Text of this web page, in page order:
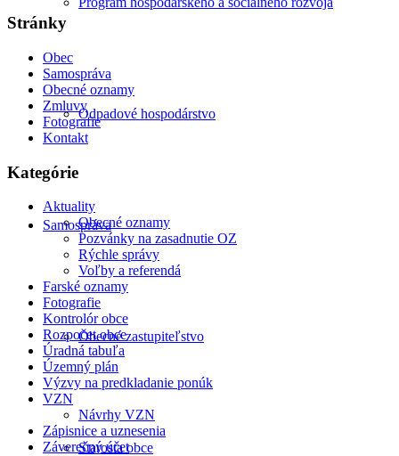
Odpadové hospodárstvo
Samospráva
Obecné zastupiteľstvo
Starosta obce
Stránky
Obec
Samospráva
Obecné oznamy
Zmluvy
Fotografie
Kontakt
Kategórie
Aktuality
Obecné oznamy
Pozvánky na zasadnutie OZ
Rýchle správy
Voľby a referendá
Farské oznamy
Fotografie
Kontrolór obce
Rozpočet obce
Úradná tabuľa
Územný plán
Výzvy na predkladanie ponúk
VZN
Návrhy VZN
Zápisnice a uznesenia
Záverečný účet